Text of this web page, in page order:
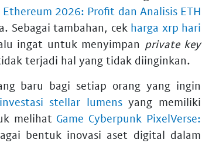
Ethereum 2026: Profit dan Analisis ETH
Sebagai tambahan, cek harga xrp hari
ingat untuk menyimpan private key
terjadi hal yang tidak diinginkan.
baru bagi setiap orang yang ingin
investasi stellar lumensyang memiliki
melihat Game Cyberpunk PixelVerse:
bentuk inovasi aset digital dalam